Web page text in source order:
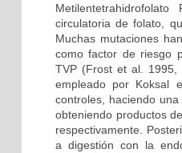
circulatoria de folato,
Muchas mutaciones
como factor de riesgo
TVP (Frost et al. 1995,
empleado por Koksal
controles, haciendo
obteniendo productos
respectivamente.
a digestión con la